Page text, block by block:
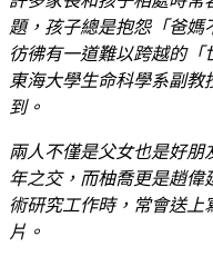
題，孩子總是抱怨「爸媽
彷彿有一道難以跨越的「
東海大學生命科學系副教
到。
兩人不僅是父女也是好朋
年之交，而柚喬更是趙偉
術研究工作時，常會送上
片。